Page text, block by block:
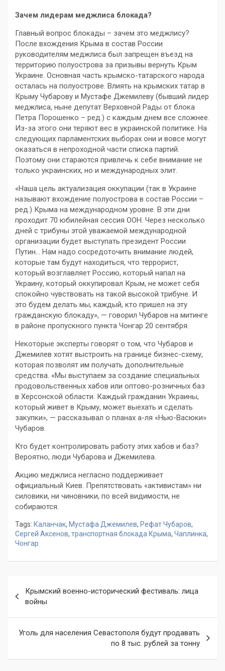
Зачем лидерам меджлиса блокада?
Главный вопрос блокады – зачем это меджлису?
После вхождения Крыма в состав России
руководителям меджлиса был запрещен въезд на
территорию полуострова за призывы вернуть Крым
Украине. Основная часть крымско-татарского народа
осталась на полуострове. Влиять на крымских татар в
Крыму Чубарову и Мустафе Джемилеву (бывший лидер
меджлиса, ныне депутат Верховной Рады от блока
Петра Порошенко – ред.) с каждым днем все сложнее.
Из-за этого они теряют вес в украинской политике. На
следующих парламентских выборах они и вовсе могут
оказаться в непроходной части списка партий.
Поэтому они стараются привлечь к себе внимание не
только украинских, но и международных элит.
«Наша цель актуализация оккупации (так в Украине
называют вхождение полуострова в состав России –
ред.) Крыма на международном уровне. В эти дни
проходит 70 юбилейная сессия ООН. Через несколько
дней с трибуны этой уважаемой международной
организации будет выступать президент России
Путин… Нам надо сосредоточить внимание людей,
которые там будут находиться, что террорист,
который возглавляет Россию, который напал на
Украину, который оккупировал Крым, не может себя
спокойно чувствовать на такой высокой трибуне. И
это будем делать мы, каждый, кто пришел на эту
гражданскую блокаду», — говорил Чубаров на митинге
в районе пропускного пункта Чонгар 20 сентября.
Некоторые эксперты говорят о том, что Чубаров и
Джемилев хотят выстроить на границе бизнес-схему,
которая позволят им получать дополнительные
средства. «Мы выступаем за создание специальных
продовольственных хабов или оптово-розничных баз
в Херсонской области. Каждый гражданин Украины,
который живет в Крыму, может выехать и сделать
закупки», — рассказывал о планах а-ля «Нью-Васюки»
Чубаров.
Кто будет контролировать работу этих хабов и баз?
Вероятно, люди Чубарова и Джемилева.
Акцию меджлиса негласно поддерживает
официальный Киев. Препятствовать «активистам» ни
силовики, ни чиновники, по всей видимости, не
собираются.
Tags: Каланчак, Мустафа Джемилев, Рефат Чубаров,
Сергей Аксенов, транспортная блокада Крыма, Чаплинка,
Чонгар
по
записям
Крымский военно-исторический фестиваль: лица
войны
Уголь для населения Севастополя будут продавать
по 8 тыс. рублей за тонну